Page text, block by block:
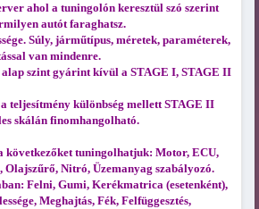
ahol a tuningolón keresztül szó szerint
autót faraghatsz.
Súly, járműtípus, méretek, paraméterek,
van mindenre.
szint gyárint kívül a STAGE I, STAGE II
a teljesítmény különbség mellett STAGE II
skálán finomhangolható.
következőket tuningolhatjuk: Motor, ECU,
Nitró, Üzemanyag szabályozó.
Felni, Gumi, Kerékmatrica (esetenként),
Meghajtás, Fék, Felfüggesztés,